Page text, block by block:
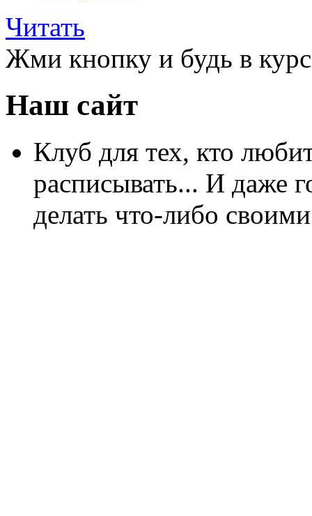
Читать
Жми кнопку и будь в
Наш сайт
Клуб для тех, кто
расписывать... И даже
делать что-либо